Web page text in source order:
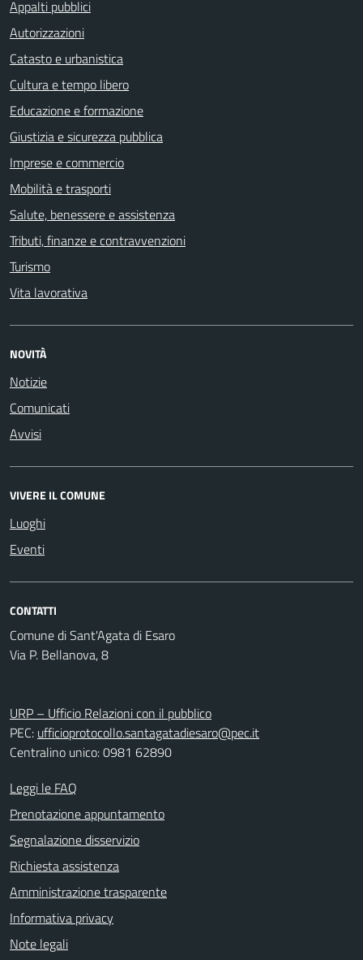
Appalti pubblici
Autorizzazioni
Catasto e urbanistica
Cultura e tempo libero
Educazione e formazione
Giustizia e sicurezza pubblica
Imprese e commercio
Mobilità e trasporti
Salute, benessere e assistenza
Tributi, finanze e contravvenzioni
Turismo
Vita lavorativa
NOVITÀ
Notizie
Comunicati
Avvisi
VIVERE IL COMUNE
Luoghi
Eventi
CONTATTI
Comune di Sant'Agata di Esaro
Via P. Bellanova, 8
URP – Ufficio Relazioni con il pubblico
PEC: ufficioprotocollo.santagatadiesaro@pec.it
Centralino unico: 0981 62890
Leggi le FAQ
Prenotazione appuntamento
Segnalazione disservizio
Richiesta assistenza
Amministrazione trasparente
Informativa privacy
Note legali